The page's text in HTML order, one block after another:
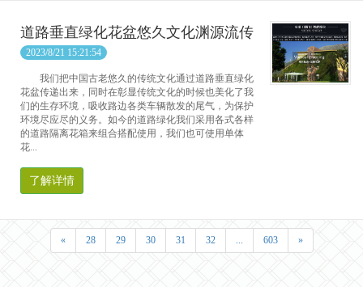
道路垂直绿化花盆悠久文化渊源流传
2023/8/21 15:21:54
我们把中国古老悠久的传统文化通过道路垂直绿化
花盆传递出来，同时在彰显传统文化的时候也美化了我
们的生存环境，吸收路边各类车辆散发的尾气，为保护
环境尽应尽的义务。如今的道路绿化我们采用各式各样
的道路隔离花箱来组合搭配使用，我们也可使用单体
花...
了解详情
« 28 29 30 31 32 ... 603 »